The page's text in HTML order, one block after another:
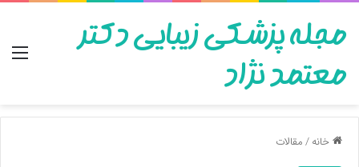
مجله پزشکی زیبایی دکتر
معتمد نژاد
خانه/مقالات